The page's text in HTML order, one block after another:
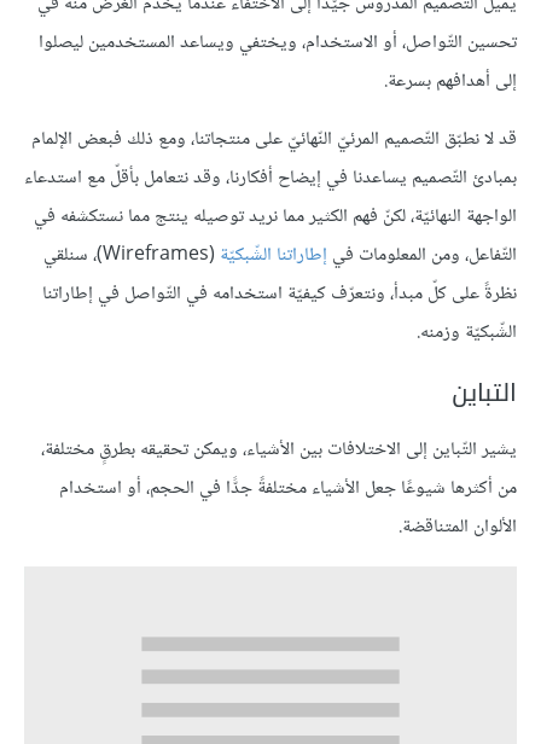
تحسين التّواصل، أو الاستخدام، ويختفي ويساعد المستخدمين ليصلوا
إلى أهدافهم بسرعة.
قد لا نطبّق التّصميم المرئيّ النّهائيّ على منتجاتنا، ومع ذلك فبعض الإلمام
بمبادئ التّصميم يساعدنا في إيضاح أفكارنا، وقد نتعامل بأقلّ مع استدعاء
الواجهة النهائيّة، لكنّ فهم الكثير مما نريد توصيله ينتج مما نستكشفه في
التّفاعل، ومن المعلومات في إطاراتنا الشّبكيّة
(Wireframes)، سنلقي
نظرةً على كلّ مبدأ، ونتعرّف كيفيّة استخدامه في التّواصل في إطاراتنا
الشّبكيّة وزمنه.
التباين
يشير التّباين إلى الاختلافات بين الأشياء، ويمكن تحقيقه بطرقٍ مختلفة،
من أكثرها شيوعًا جعل الأشياء مختلفةً جدًّا في الحجم، أو استخدام
الألوان المتناقضة.